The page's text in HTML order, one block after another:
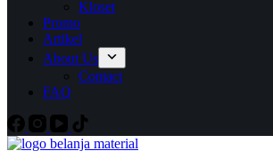
Kloset
Promo
Artikel
About Us
Contact
FAQ